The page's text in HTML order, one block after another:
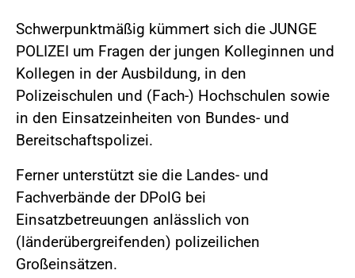
Schwerpunktmäßig kümmert sich die JUNGE
POLIZEI um Fragen der jungen Kolleginnen und
Kollegen in der Ausbildung, in den
Polizeischulen und (Fach-) Hochschulen sowie
in den Einsatzeinheiten von Bundes- und
Bereitschaftspolizei.
Ferner unterstützt sie die Landes- und
Fachverbände der DPolG bei
Einsatzbetreuungen anlässlich von
(länderübergreifenden) polizeilichen
Großeinsätzen.